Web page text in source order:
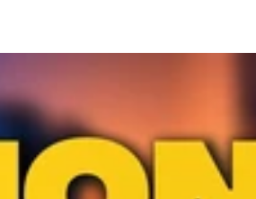
et mise en page de PDF